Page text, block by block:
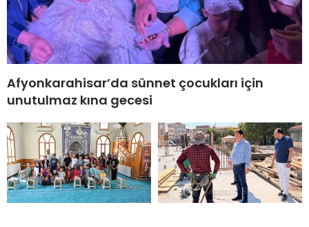
Afyonkarahisar’da sünnet çocukları için
unutulmaz kına gecesi